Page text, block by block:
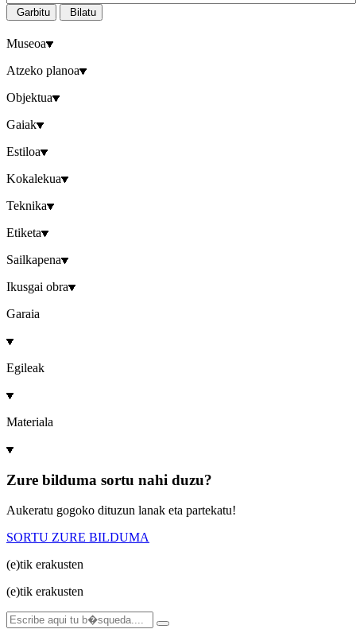
Garbitu Bilatu
Museoa
Atzeko planoa
Objektua
Gaiak
Estiloa
Kokalekua
Teknika
Etiketa
Sailkapena
Ikusgai obra
Garaia
Egileak
Materiala
Zure bilduma sortu nahi duzu?
Aukeratu gogoko dituzun lanak eta partekatu!
SORTU ZURE BILDUMA
(e)tik erakusten
(e)tik erakusten